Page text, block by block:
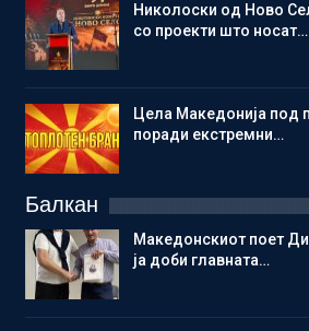
Николоски од Ново
со проекти што носат…
Цела Македонија под
поради екстремни…
Балкан
Македонскиот поет
ја доби главната…